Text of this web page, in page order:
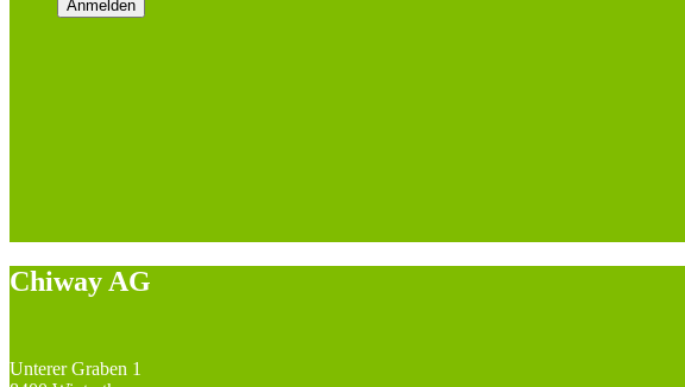
Chiway AG
Unterer Graben 1